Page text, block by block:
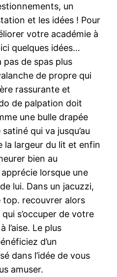
un
et les idées ! Pour
votre académie à
quelques idées…
pas de spas plus
de propre qui
rassurante et
de palpation doit
une bulle drapée
qui va jusqu’au
la largeur du lit et enfin
bien au
lorsque une
lui. Dans un jacuzzi,
top. recouvrer alors
s’occuper de votre
l’aise. Le plus
d’un
dans l’idée de vous
amuser.